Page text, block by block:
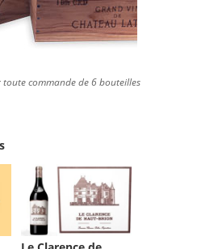
toute commande de 6 bouteilles